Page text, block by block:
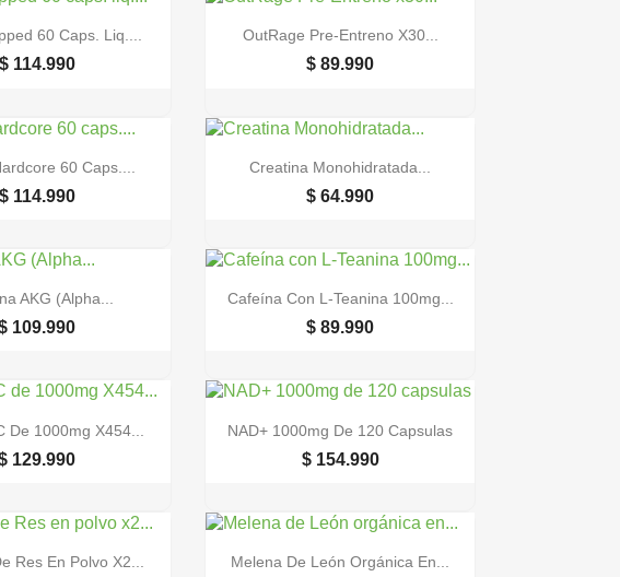
Vista rápida
60 Caps. Liq....
$ 114.990
 Vista rápida
OutRage Pre-Entreno X30...
$ 89.990
Vista rápida
60 Caps....
$ 114.990
 Vista rápida
Creatina Monohidratada...
$ 64.990
Vista rápida
AKG (Alpha...
109.990
 Vista rápida
Cafeína Con L-Teanina 100mg...
$ 89.990
Vista rápida
De 1000mg X454...
129.990
 Vista rápida
NAD+ 1000mg De 120 Capsulas
$ 154.990
Vista rápida
Res En Polvo X2...  Vista rápida
Melena De León Orgánica En...